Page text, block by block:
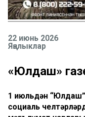
22 июнь 2026
Яңалыклар
«Юлдаш»
1 июльдән
социаль